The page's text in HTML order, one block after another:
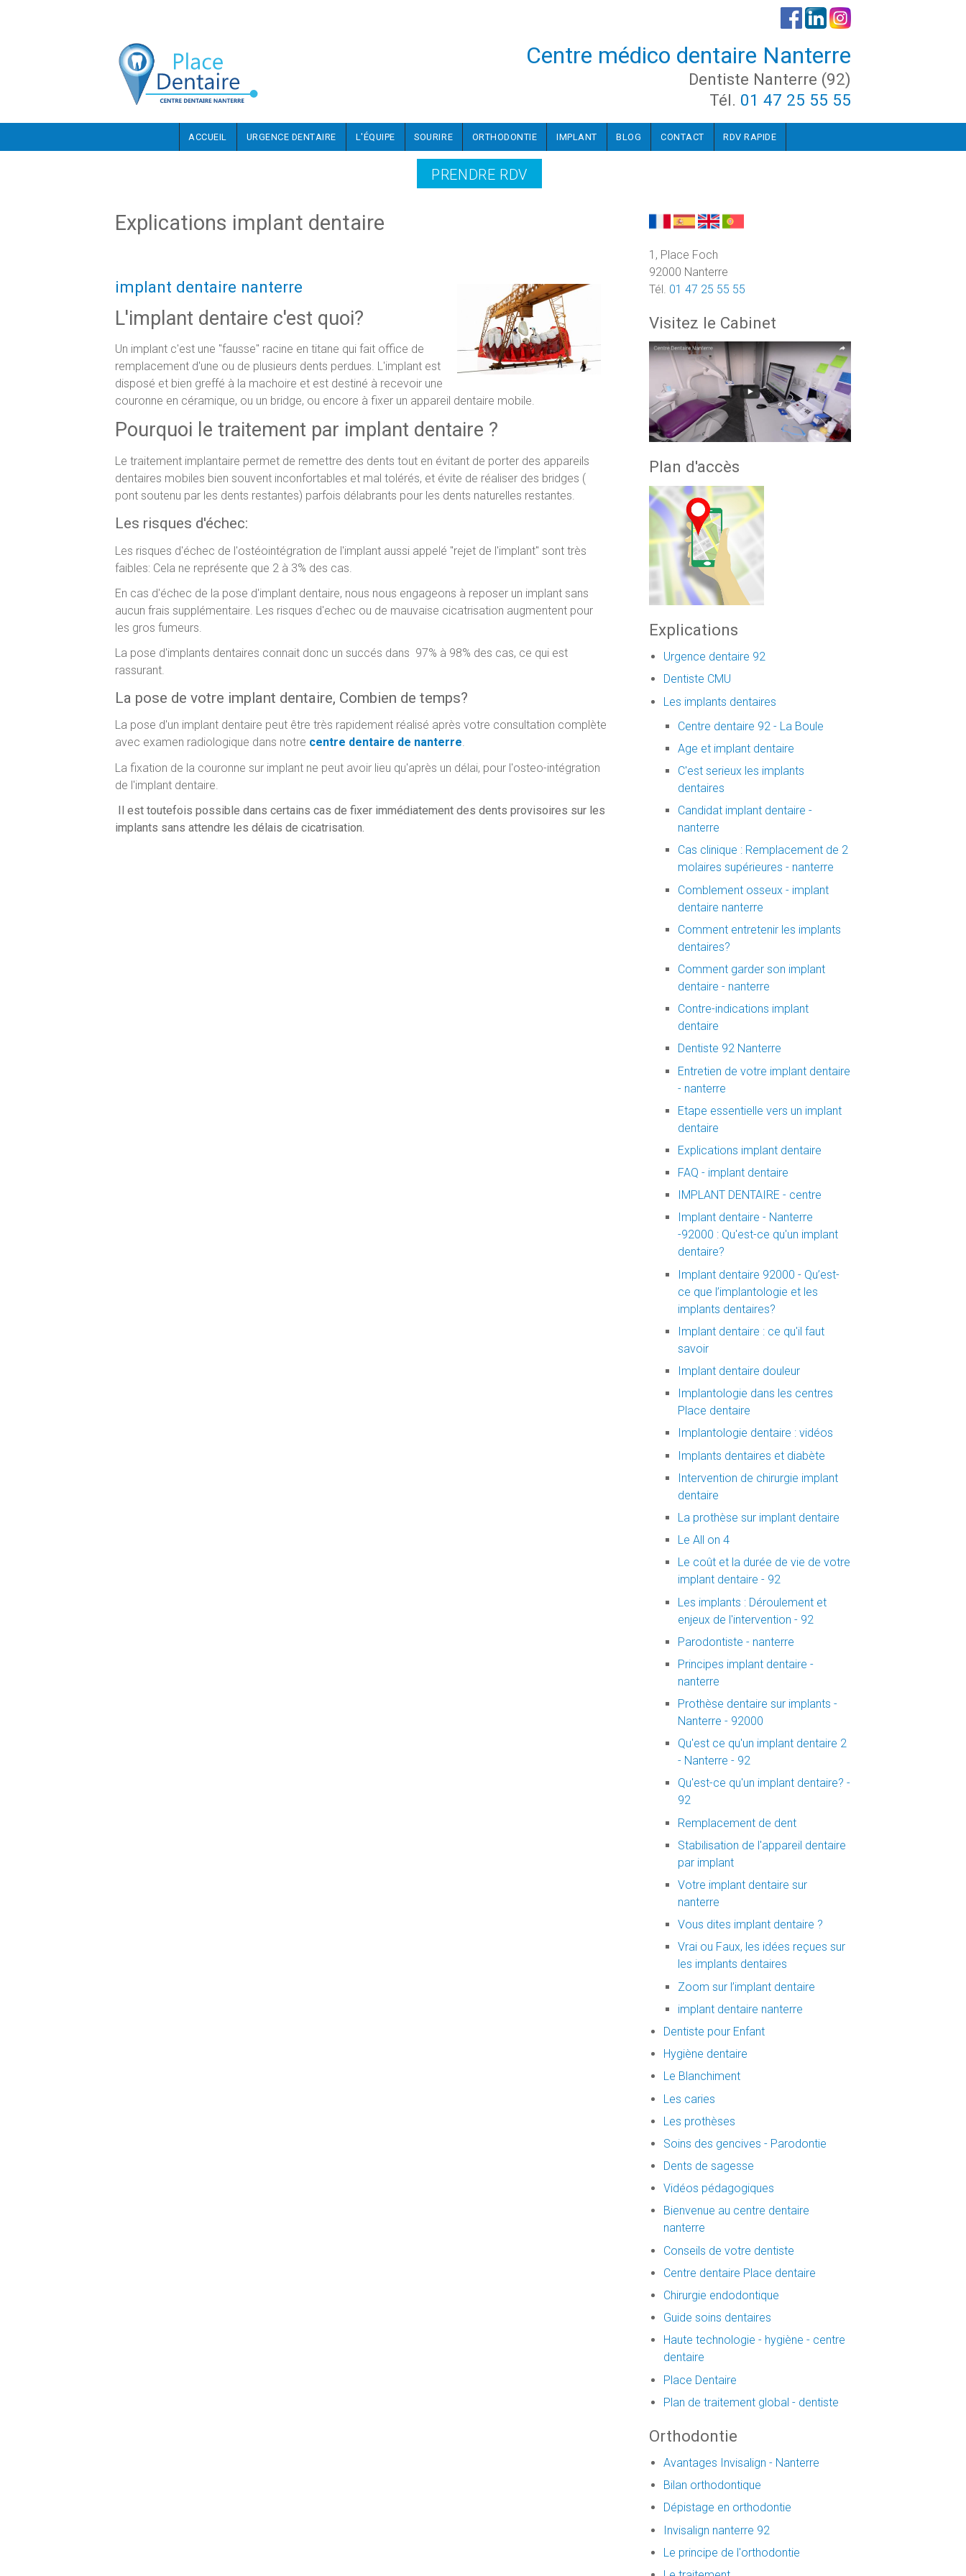
Centre médico dentaire Nanterre
Dentiste Nanterre (92)
Tél. 01 47 25 55 55
ACCUEIL URGENCE DENTAIRE L'ÉQUIPE SOURIRE ORTHODONTIE IMPLANT BLOG CONTACT RDV RAPIDE
PRENDRE RDV
Explications implant dentaire
implant dentaire nanterre
L'implant dentaire c'est quoi?
Un implant c'est une "fausse" racine en titane qui fait office de
remplacement d'une ou de plusieurs dents perdues. L'implant est
disposé et bien greffé à la machoire et est destiné à recevoir une
couronne en céramique, ou un bridge, ou encore à fixer un appareil dentaire mobile.
Pourquoi le traitement par implant dentaire ?
Le traitement implantaire permet de remettre des dents tout en évitant de porter des appareils
dentaires mobiles bien souvent inconfortables et mal tolérés, et évite de réaliser des bridges (
pont soutenu par les dents restantes) parfois délabrants pour les dents naturelles restantes.
Les risques d'échec:
Les risques d'échec de l'ostéointégration de l'implant aussi appelé "rejet de l'implant" sont très
faibles: Cela ne représente que 2 à 3% des cas.
En cas d'échec de la pose d'implant dentaire, nous nous engageons à reposer un implant sans
aucun frais supplémentaire. Les risques d'echec ou de mauvaise cicatrisation augmentent pour
les gros fumeurs.
La pose d'implants dentaires connait donc un succés dans 97% à 98% des cas, ce qui est
rassurant.
La pose de votre implant dentaire, Combien de temps?
La pose d'un implant dentaire peut être très rapidement réalisé après votre consultation complète
avec examen radiologique dans notre centre dentaire de nanterre.
La fixation de la couronne sur implant ne peut avoir lieu qu'après un délai, pour l'osteo-intégration
de l'implant dentaire.
Il est toutefois possible dans certains cas de fixer immédiatement des dents provisoires sur les
implants sans attendre les délais de cicatrisation.
1, Place Foch
92000 Nanterre
Tél. 01 47 25 55 55
Visitez le Cabinet
Plan d'accès
Explications
Urgence dentaire 92
Dentiste CMU
Les implants dentaires
Centre dentaire 92 - La Boule
Age et implant dentaire
C'est serieux les implants
dentaires
Candidat implant dentaire -
nanterre
Cas clinique : Remplacement de 2
molaires supérieures - nanterre
Comblement osseux - implant
dentaire nanterre
Comment entretenir les implants
dentaires?
Comment garder son implant
dentaire - nanterre
Contre-indications implant
dentaire
Dentiste 92 Nanterre
Entretien de votre implant dentaire
- nanterre
Etape essentielle vers un implant
dentaire
Explications implant dentaire
FAQ - implant dentaire
IMPLANT DENTAIRE - centre
Implant dentaire - Nanterre
-92000 : Qu'est-ce qu'un implant
dentaire?
Implant dentaire 92000 - Qu’est-
ce que l’implantologie et les
implants dentaires?
Implant dentaire : ce qu'il faut
savoir
Implant dentaire douleur
Implantologie dans les centres
Place dentaire
Implantologie dentaire : vidéos
Implants dentaires et diabète
Intervention de chirurgie implant
dentaire
La prothèse sur implant dentaire
Le All on 4
Le coût et la durée de vie de votre
implant dentaire - 92
Les implants : Déroulement et
enjeux de l'intervention - 92
Parodontiste - nanterre
Principes implant dentaire -
nanterre
Prothèse dentaire sur implants -
Nanterre - 92000
Qu'est ce qu'un implant dentaire 2
- Nanterre - 92
Qu'est-ce qu'un implant dentaire? -
92
Remplacement de dent
Stabilisation de l'appareil dentaire
par implant
Votre implant dentaire sur
nanterre
Vous dites implant dentaire ?
Vrai ou Faux, les idées reçues sur
les implants dentaires
Zoom sur l’implant dentaire
implant dentaire nanterre
Dentiste pour Enfant
Hygiène dentaire
Le Blanchiment
Les caries
Les prothèses
Soins des gencives - Parodontie
Dents de sagesse
Vidéos pédagogiques
Bienvenue au centre dentaire
nanterre
Conseils de votre dentiste
Centre dentaire Place dentaire
Chirurgie endodontique
Guide soins dentaires
Haute technologie - hygiène - centre
dentaire
Place Dentaire
Plan de traitement global - dentiste
Orthodontie
Avantages Invisalign - Nanterre
Bilan orthodontique
Dépistage en orthodontie
Invisalign nanterre 92
Le principe de l'orthodontie